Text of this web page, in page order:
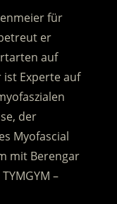
für
er
auf
ist Experte auf
der
Myofascial
mit Berengar
–